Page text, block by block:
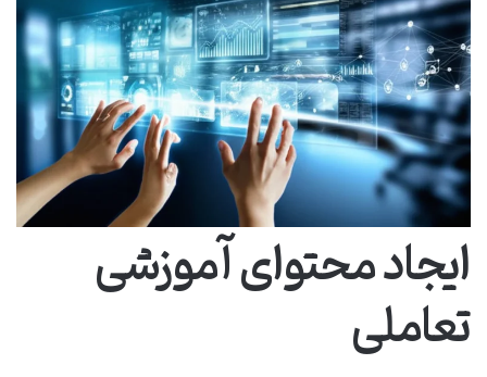
ایجاد محتوای آموزشی
تعاملی